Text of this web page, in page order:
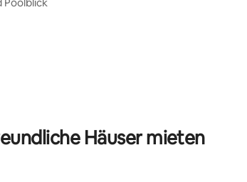
Bewertungen
Häuser mieten